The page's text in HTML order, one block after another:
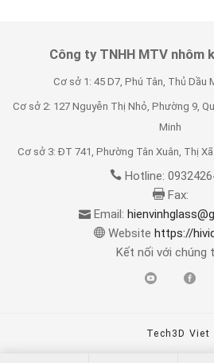
Công ty TNHH MTV nhôm
Cơ sở 1: 45 D7, Phú Tân, Thủ Dầu
Cơ sở 2: 127 Nguyễn Thị Nhỏ, Phường 9,
Minh
Cơ sở 3: ĐT 741, Phường Tân Xuân, Thị
Hotline:
Fax:
Email:
Website https://
Kết nối với chúng
Tech3D Viet